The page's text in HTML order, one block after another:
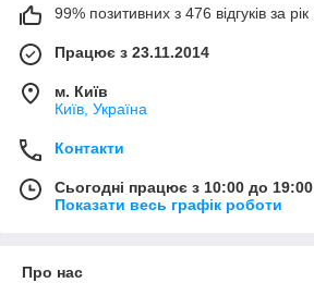
99% позитивних з 476 відгуків за рік
Працює з 23.11.2014
м. Київ
Київ, Україна
Контакти
Сьогодні працює з 10:00 до 19:00
Показати весь графік роботи
Про нас